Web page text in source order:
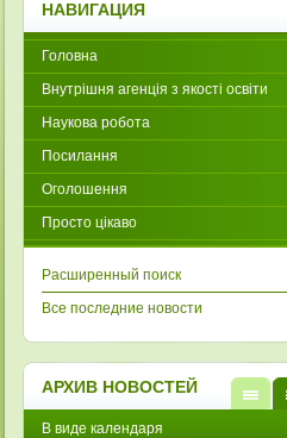
НАВИГАЦИЯ
Головна
Внутрішня агенція з якості освіти
Наукова робота
Посилання
Оголошення
Просто цікаво
Расширенный поиск
Все последние новости
АРХИВ НОВОСТЕЙ
В виде календаря